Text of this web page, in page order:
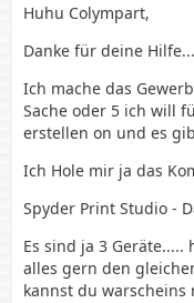
Huhu Colympart,
Danke für deine
Ich mache das
Sache oder 5 ich will
erstellen on und es
Ich Hole mir ja das
Spyder Print Studio -
Es sind ja 3
alles gern den
kannst du warscheins